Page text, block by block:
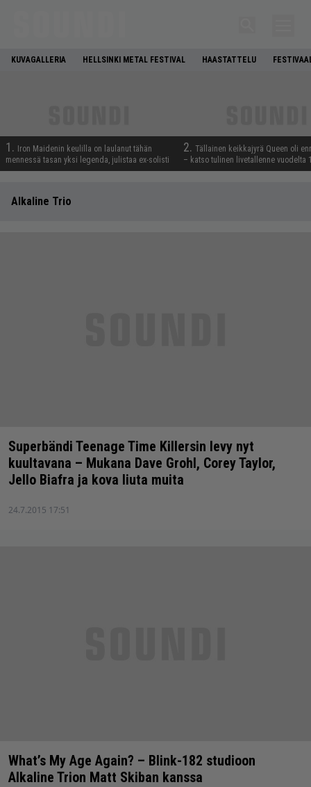
KUVAGALLERIA HELLSINKI METAL FESTIVAL HAASTATTELU
1.
Iron Maidenin keulilla on laulanut tähän
mennessä tasan yksi legenda, julistaa ex-solisti
2. Tällainen keikkajyrä Queen oli
– katso tulinen livetallenne vuodelta
Alkaline Trio
Superbändi Teenage Time Killersin levy nyt
kuultavana – Mukana Dave Grohl, Corey Taylor,
Jello Biafra ja kova liuta muita
24.7.2015 17:51
What’s My Age Again? – Blink-182 studioon
Alkaline Trion Matt Skiban kanssa